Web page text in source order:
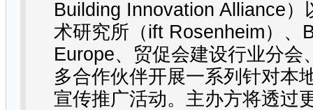
Building Innovation Alliance）
术研究所（ift Rosenheim）、
Europe、贸促会建设行业分会
多合作伙伴开展一系列针对本
宣传推广活动。主办方将透过